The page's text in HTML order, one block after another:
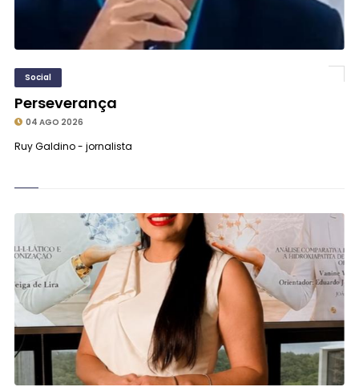
Social
Perseverança
04 AGO 2026
Ruy Galdino - jornalista